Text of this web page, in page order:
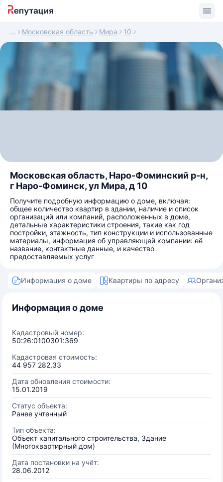
Московская область Мира 10
Московская область, Наро-Фоминский р-н,
г Наро-Фоминск, ул Мира, д 10
Получите подробную информацию о доме, включая:
общее количество квартир в здании, наличие и список
организаций или компаний, расположенных в доме,
детальные характеристики строения, такие как год
постройки, этажность, тип конструкции и использованные
материалы, информация об управляющей компании: её
название, контактные данные, и качество
предоставляемых услуг
Информация о доме Квартиры по адресу
Информация о доме
Кадастровый номер:
50:26:0100301:369
Кадастровая стоимость:
44 957 282,33
Дата обновления стоимости:
15.01.2019
Статус объекта:
Ранее учтенный
Тип объекта:
Объект капитального строительства, Здание
(Многоквартирный дом)
Дата постановки на учёт:
28.06.2012